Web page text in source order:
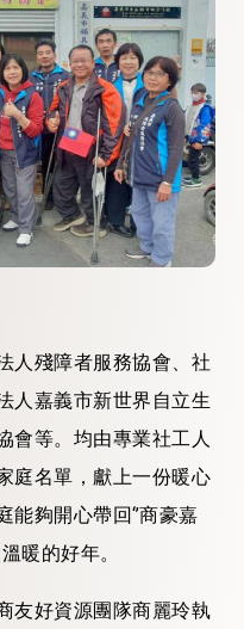
人殘障者服務協會、社
人嘉義市新世界自立生
會等。均由專業社工人
庭名單，獻上一份暖心
夠開心帶回‘’商豪嘉
暖的好年。
友好資源團隊商麗玲執